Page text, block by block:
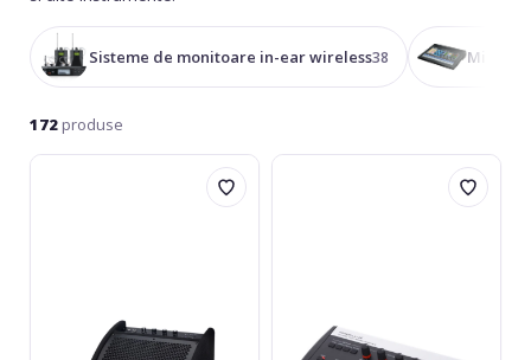
Sisteme de monitoare in-ear wireless38 Mixere
172 produse
Carlsbro
Behringer